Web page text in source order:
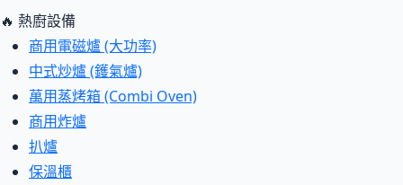
🔥 熱廚設備
商用電磁爐 (大功率)
中式炒爐 (鑊氣爐)
萬用蒸烤箱 (Combi Oven)
商用炸爐
扒爐
保溫櫃